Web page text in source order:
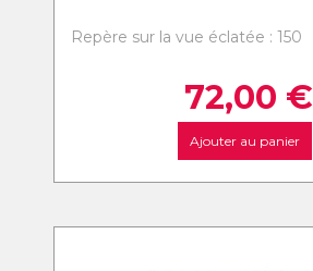
Repère sur la vue éclatée : 150
72,00 €
Ajouter au panier